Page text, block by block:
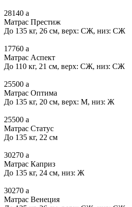
28140 a
Матрас Престиж
До 135 кг, 26 см, верх: СЖ, низ: СЖ
17760 a
Матрас Аспект
До 110 кг, 21 см, верх: СЖ, низ: СЖ
25500 a
Матрас Оптима
До 135 кг, 20 см, верх: М, низ: Ж
25500 a
Матрас Статус
До 135 кг, 22 см
30270 a
Матрас Каприз
До 135 кг, 24 см, низ: Ж
30270 a
Матрас Венеция